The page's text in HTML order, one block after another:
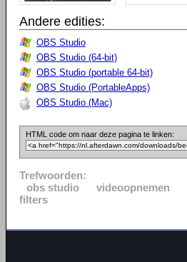
Andere edities:
OBS Studio
OBS Studio (64-bit)
OBS Studio (portable 64-bit)
OBS Studio (PortableApps)
OBS Studio (Mac)
HTML code om naar deze pagina te linken:
Trefwoorden:
obs studio
videoopnemen
filters